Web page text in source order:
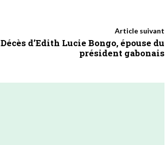
Article suivant
Décès d’Edith Lucie Bongo, épouse du
président gabonais